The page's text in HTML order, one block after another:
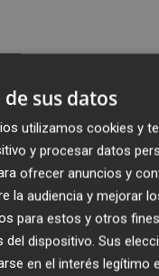
sus datos
utilizamos cookies y
y procesar datos
ofrecer anuncios y
la audiencia y mejorar
para estos y otros
dispositivo. Sus
en el interés legítimo